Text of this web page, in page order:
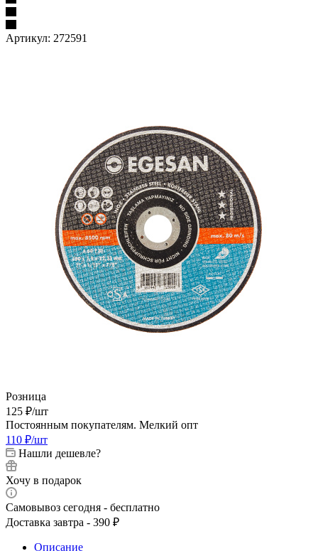
Артикул: 272591
Розница
125 ₽/шт
Постоянным покупателям. Мелкий опт
110 ₽/шт
Нашли дешевле?
Хочу в подарок
Самовывоз сегодня - бесплатно
Доставка завтра - 390 ₽
Описание